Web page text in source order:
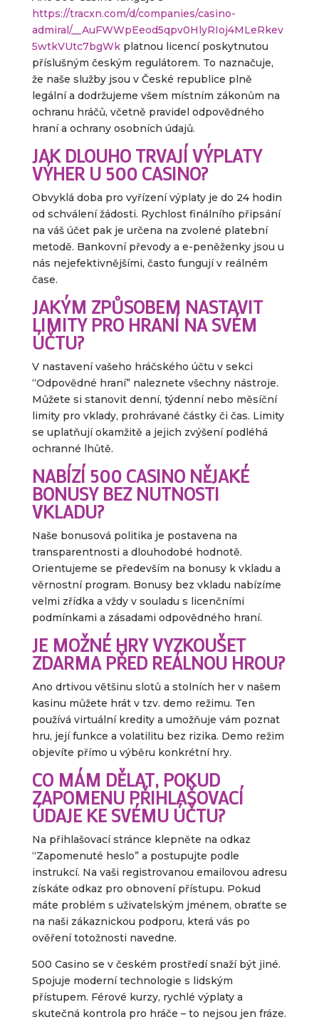
https://tracxn.com/d/companies/casino-
admiral/__AuFWWpEeod5qpv0HlyRIoj4MLeRkev
5wtkVUtc7bgWkplatnou licencí poskytnutou
příslušným českým regulátorem. To naznačuje,
že naše služby jsou v České republice plně
legální a dodržujeme všem místním zákonům na
ochranu hráčů, včetně pravidel odpovědného
hraní a ochrany osobních údajů.
JAK DLOUHO TRVAJÍ VÝPLATY
VÝHER U 500 CASINO?
Obvyklá doba pro vyřízení výplaty je do 24 hodin
od schválení žádosti. Rychlost finálního připsání
na váš účet pak je určena na zvolené platební
metodě. Bankovní převody a e-peněženky jsou u
nás nejefektivnějšími, často fungují v reálném
čase.
JAKÝM ZPŮSOBEM NASTAVIT
LIMITY PRO HRANÍ NA SVÉM
ÚČTU?
V nastavení vašeho hráčského účtu v sekci
“Odpovědné hraní” naleznete všechny nástroje.
Můžete si stanovit denní, týdenní nebo měsíční
limity pro vklady, prohrávané částky či čas. Limity
se uplatňují okamžitě a jejich zvýšení podléhá
ochranné lhůtě.
NABÍZÍ 500 CASINO NĚJAKÉ
BONUSY BEZ NUTNOSTI
VKLADU?
Naše bonusová politika je postavena na
transparentnosti a dlouhodobé hodnotě.
Orientujeme se především na bonusy k vkladu a
věrnostní program. Bonusy bez vkladu nabízíme
velmi zřídka a vždy v souladu s licenčními
podmínkami a zásadami odpovědného hraní.
JE MOŽNÉ HRY VYZKOUŠET
ZDARMA PŘED REÁLNOU HROU?
Ano drtivou většinu slotů a stolních her v našem
kasinu můžete hrát v tzv. demo režimu. Ten
používá virtuální kredity a umožňuje vám poznat
hru, její funkce a volatilitu bez rizika. Demo režim
objevíte přímo u výběru konkrétní hry.
CO MÁM DĚLAT, POKUD
ZAPOMENU PŘIHLAŠOVACÍ
ÚDAJE KE SVÉMU ÚČTU?
Na přihlašovací stránce klepněte na odkaz
“Zapomenuté heslo” a postupujte podle
instrukcí. Na vaši registrovanou emailovou adresu
získáte odkaz pro obnovení přístupu. Pokud
máte problém s uživatelským jménem, obraťte se
na naši zákaznickou podporu, která vás po
ověření totožnosti navedne.
500 Casino se v českém prostředí snaží být jiné.
Spojuje moderní technologie s lidským
přístupem. Férové kurzy, rychlé výplaty a
skutečná kontrola pro hráče – to nejsou jen fráze.